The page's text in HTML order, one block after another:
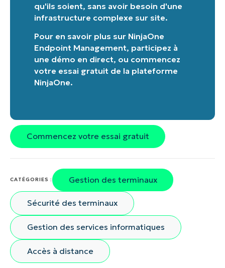
qu'ils soient, sans avoir besoin d'une
infrastructure complexe sur site.
Pour en savoir plus sur NinjaOne
Endpoint Management, participez à
une démo en direct, ou commencez
votre essai gratuit de la plateforme
NinjaOne.
Commencez votre essai gratuit
CATÉGORIES : Gestion des terminaux
Sécurité des terminaux
Gestion des services informatiques
Accès à distance